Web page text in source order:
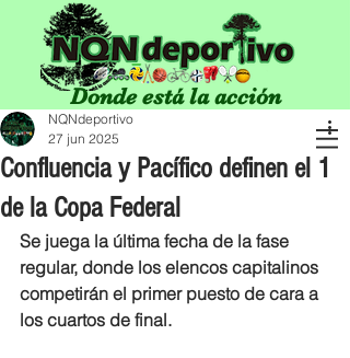
Donde está la acción
Confluencia y Pacífico definen el 1
de la Copa Federal
NQNdeportivo
27 jun 2025
Se juega la última fecha de la fase
regular, donde los elencos capitalinos
competirán el primer puesto de cara a
los cuartos de final.